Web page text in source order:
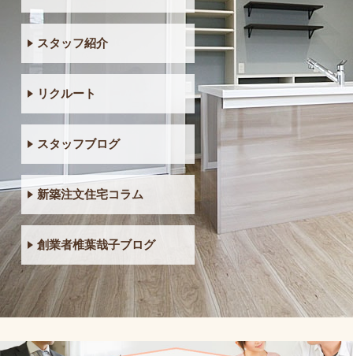
スタッフ紹介
リクルート
スタッフブログ
新築注文住宅コラム
創業者椎葉哉子ブログ